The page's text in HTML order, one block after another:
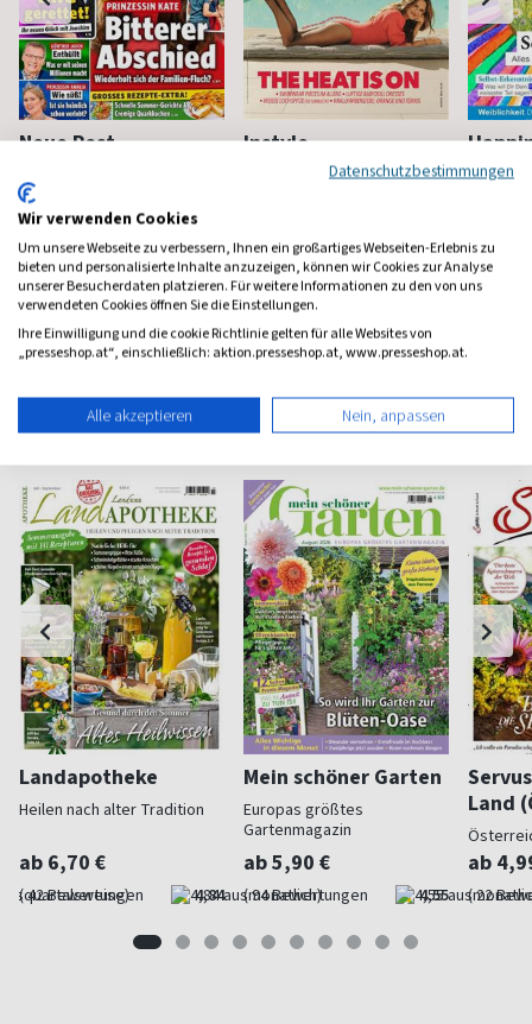
Neue Post
ab 3,90 €
(werktäglich) 4,65
Instyle
Fashion, Beauty, Lifestyle &
(monatlich) 4,57 (8 x pro
Haus & Garten Magazine
Landapotheke
Heilen nach alter Tradition
ab 6,70 €
(quartalsweise) 4,84
Mein schöner Garten
Europas größtes
Gartenmagazin
ab 5,90 €
(monatlich) 4,55
Land
ab
Datenschutzbestimmungen
Wir verwenden Cookies
Um unsere Webseite zu verbessern, Ihnen ein großartiges Webseiten-Erlebnis zu
bieten und personalisierte Inhalte anzuzeigen, können wir Cookies zur Analyse
unserer Besucherdaten platzieren. Für weitere Informationen zu den von uns
verwendeten Cookies öffnen Sie die Einstellungen.
Ihre Einwilligung und die cookie Richtlinie gelten für alle Websites von
„presseshop.at“, einschließlich: aktion.presseshop.at, www.presseshop.at.
Alle akzeptieren Nein, anpassen